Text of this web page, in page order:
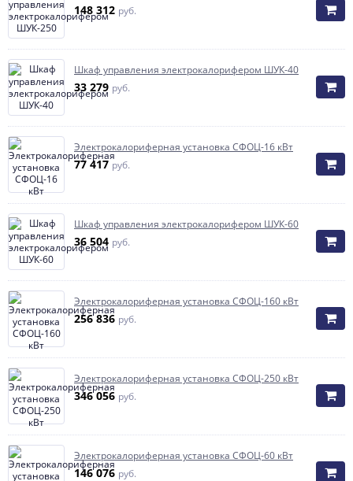
148 312 руб.
Шкаф управления электрокалорифером ШУК-40
33 279 руб.
Элeктрoкaлoрифeрная установка СФОЦ-16 кВт
77 417руб.
Шкаф управления электрокалорифером ШУК-60
36 504 руб.
Элeктрoкaлoрифeрная установка СФОЦ-160 кВт
256 836 руб.
Элeктрoкaлoрифeрная установка СФОЦ-250 кВт
346 056 руб.
Элeктрoкaлoрифeрная установка СФОЦ-60 кВт
146 076 руб.